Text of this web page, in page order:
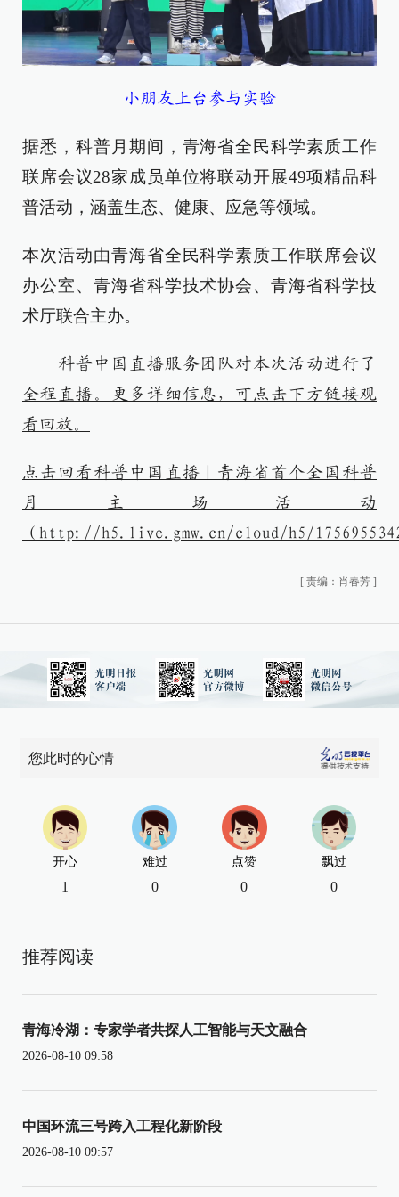
小朋友上台参与实验
据悉，科普月期间，青海省全民科学素质工作
联席会议28家成员单位将联动开展49项精品科
普活动，涵盖生态、健康、应急等领域。
本次活动由青海省全民科学素质工作联席会议
办公室、青海省科学技术协会、青海省科学技
术厅联合主办。
科普中国直播服务团队对本次活动进行了
全程直播。更多详细信息，可点击下方链接观
看回放。
点击回看科普中国直播｜青海省首个全国科普
月主场活动
（http://h5.live.gmw.cn/cloud/h5/
[ 责编：肖春芳 ]
您此时的心情
开心
1
难过
0
点赞
0
飘过
0
推荐阅读
青海冷湖：专家学者共探人工智能与天文融合
2026-08-10 09:58
中国环流三号跨入工程化新阶段
2026-08-10 09:57